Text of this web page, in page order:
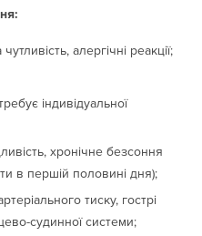
алергічні реакції;
індивідуальної
хронічне безсоння
в першій половині дня);
тиску, гострі
судинної системи;